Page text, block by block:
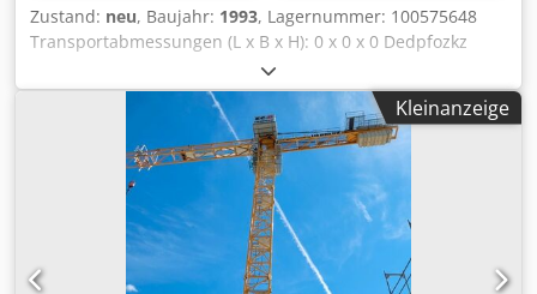
Zustand: neu, Baujahr: 1993, Lagernummer: 100575648
Transportabmessungen (L x B x H): 0 x 0 x 0 Dedpfozkz
Emjx Am Reck ---- Turmdrehkran Peiner SMK201,
Ausladung 22m, Hakenhöhe 17m, max. Last 2000kg,
Funkfernsteuerung, einsatzbereit, guter ZustandKleinanzeige